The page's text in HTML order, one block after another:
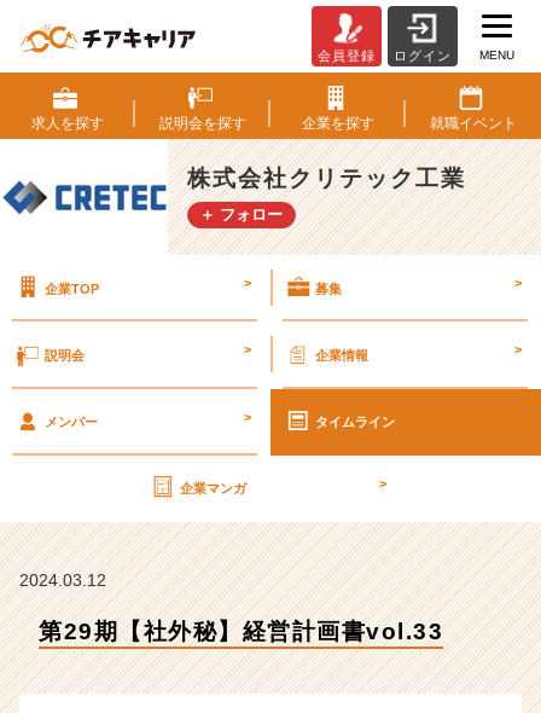
2
9
期
【社
外
秘】
画
o
【株
式
リ
テ
ク
会員登録 ログイン MENU
求人を探す 説明会を探す 企業を探す 就職イベント
株式会社クリテック工業
＋ フォロー
企業TOP > 募集 >
説明会 > 企業情報 >
メンバー > タイムライン
企業マンガ >
2024.03.12
第29期【社外秘】経営計画書vol.33